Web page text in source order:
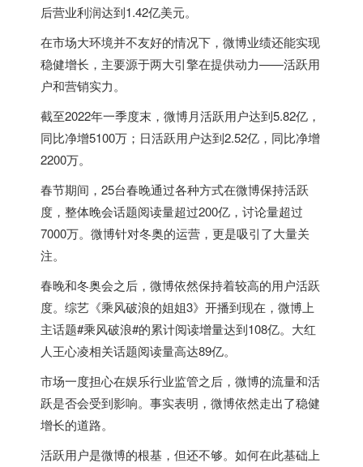
后营业利润达到1.42亿美元。
在市场大环境并不友好的情况下，微博业绩还能实现
稳健增长，主要源于两大引擎在提供动力——活跃用
户和营销实力。
截至2022年一季度末，微博月活跃用户达到5.82亿，
同比净增5100万；日活跃用户达到2.52亿，同比净增
2200万。
春节期间，25台春晚通过各种方式在微博保持活跃
度，整体晚会话题阅读量超过200亿，讨论量超过
7000万。微博针对冬奥的运营，更是吸引了大量关
注。
春晚和冬奥会之后，微博依然保持着较高的用户活跃
度。综艺《乘风破浪的姐姐3》开播到现在，微博上
主话题#乘风破浪#的累计阅读增量达到108亿。大红
人王心凌相关话题阅读量高达89亿。
市场一度担心在娱乐行业监管之后，微博的流量和活
跃是否会受到影响。事实表明，微博依然走出了稳健
增长的道路。
活跃用户是微博的根基，但还不够。如何在此基础上